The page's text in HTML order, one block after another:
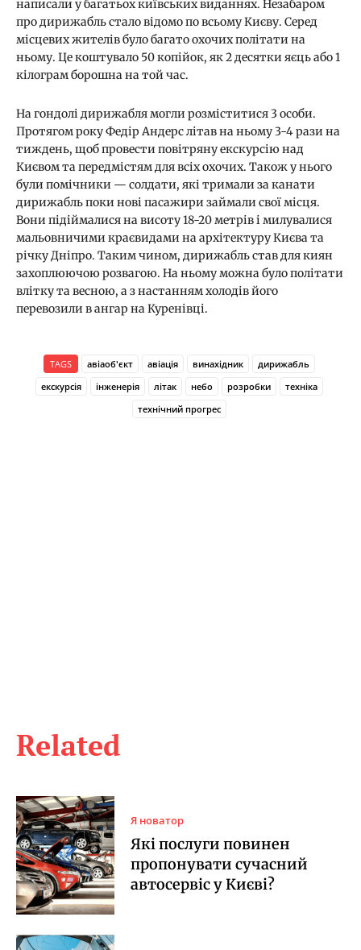
Related
Я новатор
Які послуги повинен
пропонувати сучасний
автосервіс у Києві?
написали у багатьох київських виданнях. Незабаром
про дирижабль стало відомо по всьому Києву. Серед
місцевих жителів було багато охочих політати на
ньому. Це коштувало 50 копійок, як 2 десятки яєць або 1
кілограм борошна на той час.
На гондолі дирижабля могли розміститися 3 особи.
Протягом року Федір Андерс літав на ньому 3-4 рази на
тиждень, щоб провести повітряну екскурсію над
Києвом та передмістям для всіх охочих. Також у нього
були помічники — солдати, які тримали за канати
дирижабль поки нові пасажири займали свої місця.
Вони підіймалися на висоту 18-20 метрів і милувалися
мальовничими краєвидами на архітектуру Києва та
річку Дніпро. Таким чином, дирижабль став для киян
захоплюючою розвагою. На ньому можна було політати
влітку та весною, а з настанням холодів його
перевозили в ангар на Куренівці.
TAGS авіаоб'єкт авіація винахідник
дирижабль
екскурсія
інженерія літак небо розробки
техніка
технічний прогрес